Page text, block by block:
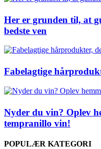
Her er grunden til, at
bedste ven
Fabelagtige
Nyder du vin? Oplev
tempranillo vin!
POPULÆR KATEGORI